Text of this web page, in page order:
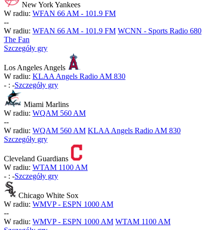
New York Yankees
W radiu: WFAN 66 AM - 101.9 FM
--
W radiu: WFAN 66 AM - 101.9 FM WCNN - Sports Radio 680
The Fan
Szczegóły gry
Los Angeles Angels
W radiu: KLAA Angels Radio AM 830
- : -Szczegóły gry
Miami Marlins
W radiu: WQAM 560 AM
--
W radiu: WQAM 560 AM KLAA Angels Radio AM 830
Szczegóły gry
Cleveland Guardians
W radiu: WTAM 1100 AM
- : -Szczegóły gry
Chicago White Sox
W radiu: WMVP - ESPN 1000 AM
--
W radiu: WMVP - ESPN 1000 AM WTAM 1100 AM